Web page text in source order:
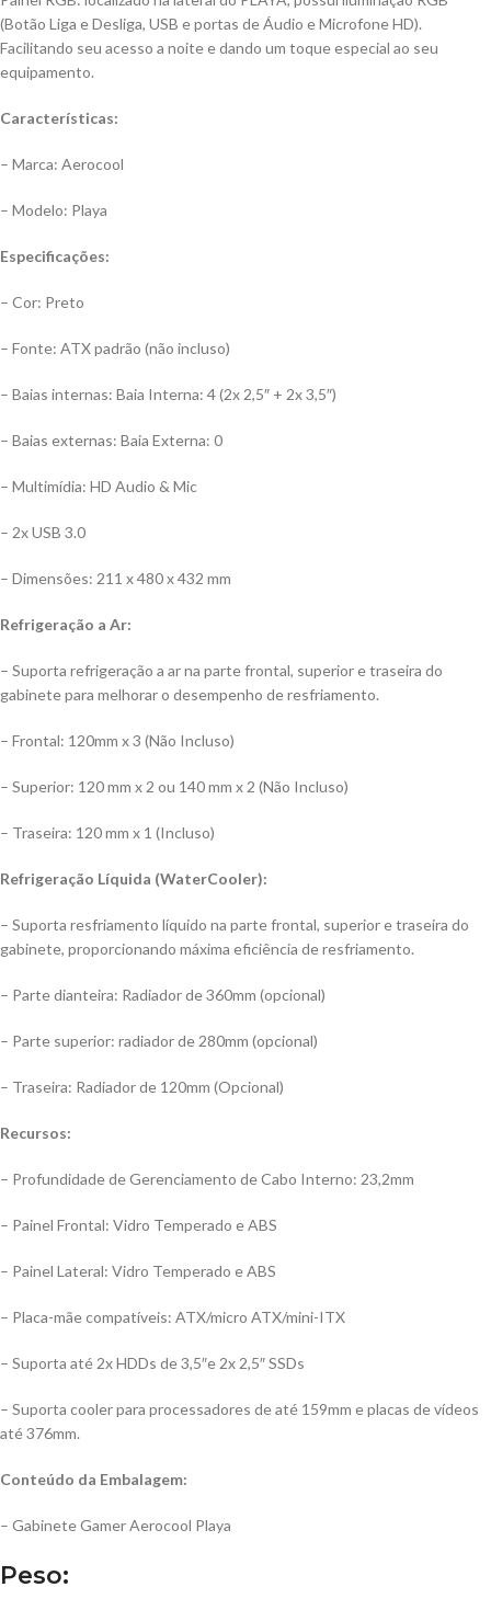
(Botão Liga e Desliga, USB e portas de Áudio e Microfone HD).
Facilitando seu acesso a noite e dando um toque especial ao seu
equipamento.
Características:
– Marca: Aerocool
– Modelo: Playa
Especificações:
– Cor: Preto
– Fonte: ATX padrão (não incluso)
– Baias internas: Baia Interna: 4 (2x 2,5″ + 2x 3,5″)
– Baias externas: Baia Externa: 0
– Multimídia: HD Audio & Mic
– 2x USB 3.0
– Dimensões: 211 x 480 x 432 mm
Refrigeração a Ar:
– Suporta refrigeração a ar na parte frontal, superior e traseira do
gabinete para melhorar o desempenho de resfriamento.
– Frontal: 120mm x 3 (Não Incluso)
– Superior: 120 mm x 2 ou 140 mm x 2 (Não Incluso)
– Traseira: 120 mm x 1 (Incluso)
Refrigeração Líquida (WaterCooler):
– Suporta resfriamento líquido na parte frontal, superior e traseira do
gabinete, proporcionando máxima eficiência de resfriamento.
– Parte dianteira: Radiador de 360mm (opcional)
– Parte superior: radiador de 280mm (opcional)
– Traseira: Radiador de 120mm (Opcional)
Recursos:
– Profundidade de Gerenciamento de Cabo Interno: 23,2mm
– Painel Frontal: Vidro Temperado e ABS
– Painel Lateral: Vidro Temperado e ABS
– Placa-mãe compatíveis: ATX/micro ATX/mini-ITX
– Suporta até 2x HDDs de 3,5″e 2x 2,5″ SSDs
– Suporta cooler para processadores de até 159mm e placas de vídeos
até 376mm.
Conteúdo da Embalagem:
– Gabinete Gamer Aerocool Playa
Peso: